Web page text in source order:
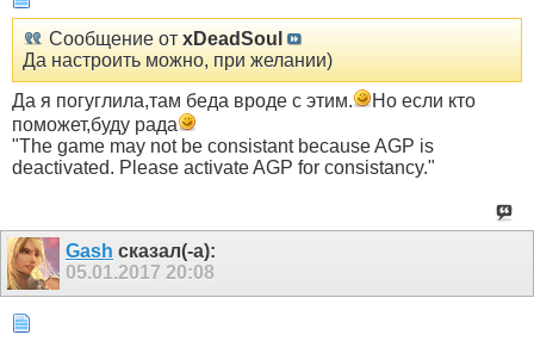
Сообщение от xDeadSoul
Да настроить можно, при желании)
Да я погуглила,там беда вроде с этим.
Но если кто
поможет,буду рада
"The game may not be consistant because AGP is
deactivated. Please activate AGP for consistancy."
Gash сказал(-а):
05.01.2017 20:08